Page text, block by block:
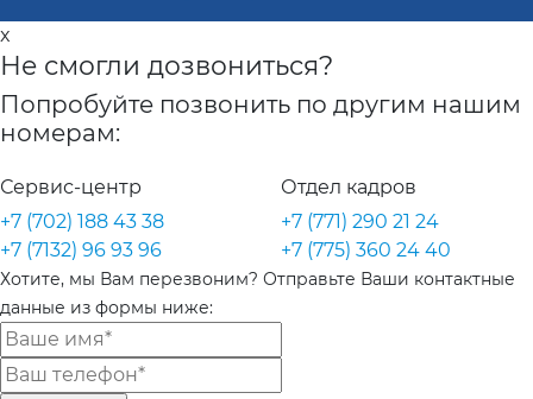
x
Не смогли дозвониться?
Попробуйте позвонить по другим нашим
номерам:
Сервис-центр
+7 (702) 188 43 38
+7 (7132) 96 93 96
Отдел кадров
+7 (771) 290 21 24
+7 (775) 360 24 40
Хотите, мы Вам перезвоним? Отправьте Ваши контактные
данные из формы ниже: